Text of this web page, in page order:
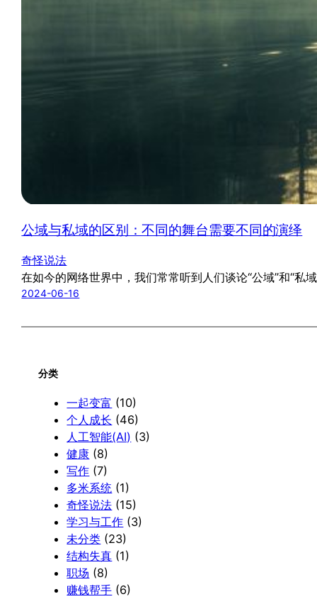
公域与私域的区别：不同的舞台需要不同的演绎
奇怪说法
在如今的网络世界中，我们常常听到人们谈论“公域”和“
2024-06-16
分类
一起变富 (10)
个人成长 (46)
人工智能(AI) (3)
健康 (8)
写作 (7)
多米系统 (1)
奇怪说法 (15)
学习与工作 (3)
未分类 (23)
结构失真 (1)
职场 (8)
赚钱帮手 (6)